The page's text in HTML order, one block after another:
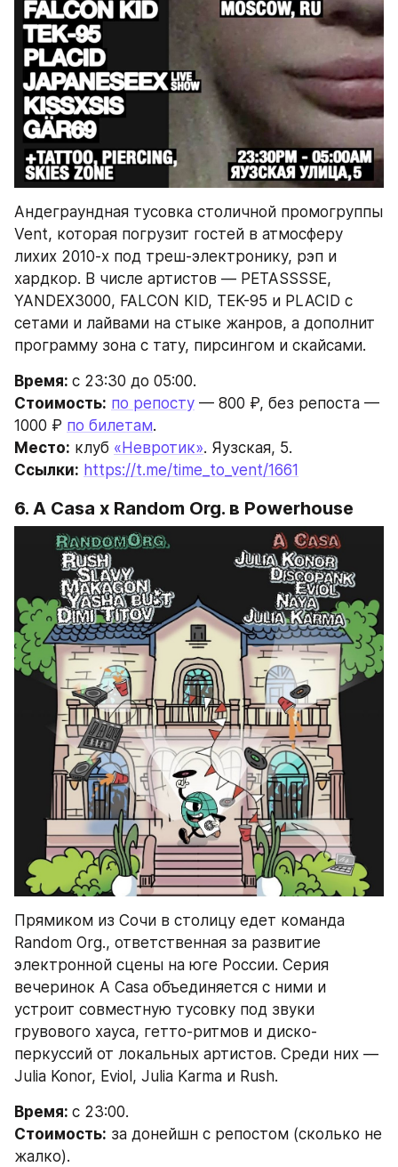
Андеграундная тусовка столичной промогруппы
Vent, которая погрузит гостей в атмосферу
лихих 2010-х под треш-электронику, рэп и
хардкор. В числе артистов — PETASSSSE,
YANDEX3000, FALCON KID, TEK-95 и PLACID с
сетами и лайвами на стыке жанров, а дополнит
программу зона с тату, пирсингом и скайсами.
Время: с 23:30 до 05:00.
Стоимость: по репосту — 800 ₽, без репоста —
1000 ₽ по билетам.
Место: клуб «Невротик». Яузская, 5.
Ссылки: https://t.me/time_to_vent/1661
6. A Casa x Random Org. в Powerhouse
Прямиком из Сочи в столицу едет команда
Random Org., ответственная за развитие
электронной сцены на юге России. Серия
вечеринок A Casa объединяется с ними и
устроит совместную тусовку под звуки
грувового хауса, гетто-ритмов и диско-
перкуссий от локальных артистов. Среди них —
Julia Konor, Eviol, Julia Karma и Rush.
Время: с 23:00.
Стоимость: за донейшн с репостом (сколько не
жалко).